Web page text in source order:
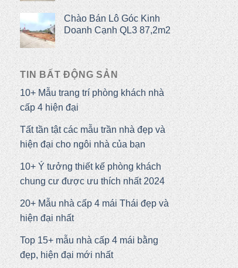
Chào Bán Lô Góc Kinh
Doanh Cạnh QL3 87,2m2
price
was:
2,092,000,000 ₫.
price
is:
2,000,000,000 ₫.
TIN BẤT ĐỘNG SẢN
10+ Mẫu trang trí phòng khách nhà
cấp 4 hiện đại
Tất tần tật các mẫu trần nhà đẹp và
hiện đại cho ngôi nhà của bạn
10+ Ý tưởng thiết kế phòng khách
chung cư được ưu thích nhất 2024
20+ Mẫu nhà cấp 4 mái Thái đẹp và
hiện đại nhất
Top 15+ mẫu nhà cấp 4 mái bằng
đẹp, hiện đại mới nhất